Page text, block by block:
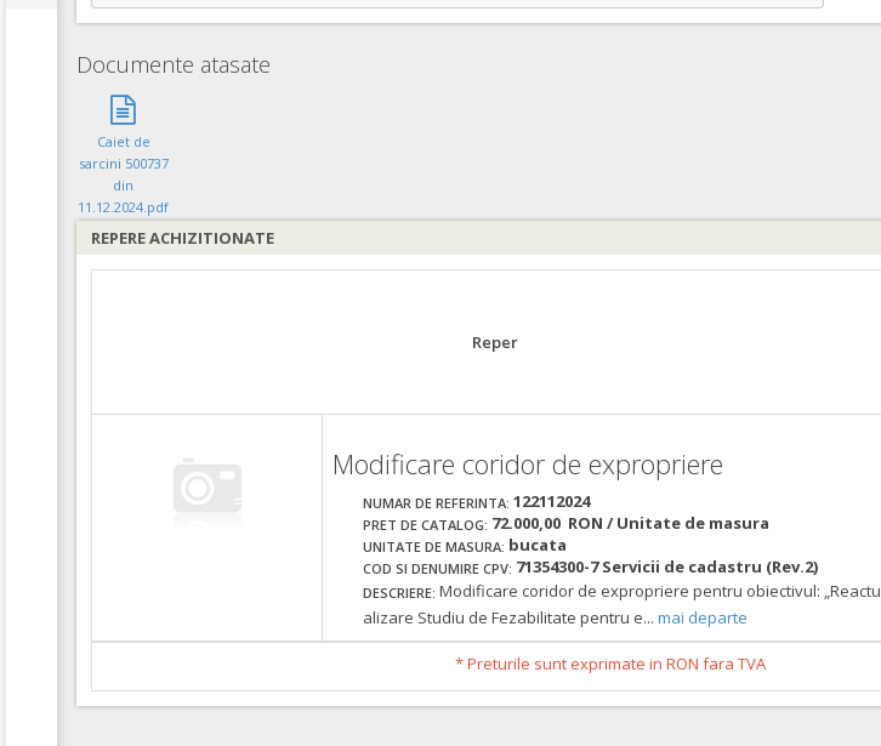
Documente atasate
Caiet de
sarcini 500737
din
11.12.2024.pdf
REPERE ACHIZITIONATE
Reper
Modificare coridor de expropriere
NUMAR DE REFERINTA: 122112024
PRET DE CATALOG: 72.000,00 RON / Unitate de masura
UNITATE DE MASURA: bucata
COD SI DENUMIRE CPV: 71354300-7 Servicii de cadastru (Rev.2)
DESCRIERE: Modificare coridor de expropriere pentru obiectivul: „Reactu
alizare Studiu de Fezabilitate pentru e... mai departe
* Preturile sunt exprimate in RON fara TVA